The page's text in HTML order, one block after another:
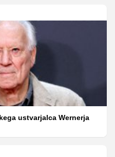
ustvarjalca Wernerja